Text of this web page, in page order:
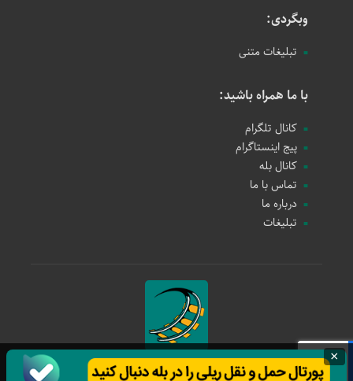
وبگردی:
تبلیغات متنی
با ما همراه باشید:
کانال تلگرام
پیج اینستاگرام
کانال بله
تماس با ما
درباره ما
تبلیغات
حمل و نقل ریلی
×